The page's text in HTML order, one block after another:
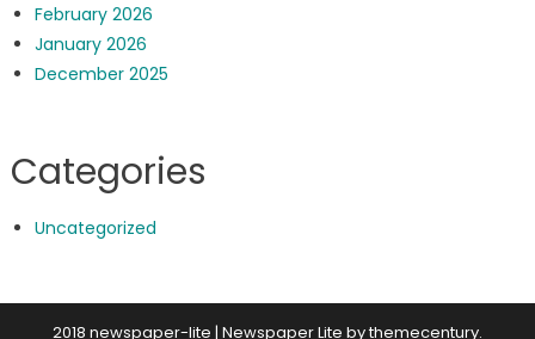
February 2026
January 2026
December 2025
Categories
Uncategorized
2018 newspaper-lite | Newspaper Lite bythemecentury.